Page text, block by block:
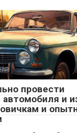
провести
автомобиля и
и